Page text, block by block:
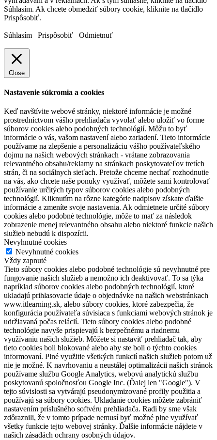
Súhlasím. Ak chcete obmedziť súbory cookie, kliknite na tlačidlo
Prispôsobiť.
Súhlasím Prispôsobiť Odmietnuť
Close
Nastavenie súkromia a cookies
Keď navštívite webové stránky, niektoré informácie je možné
prostredníctvom vášho prehliadača vyvolať alebo uložiť vo forme
súborov cookies alebo podobných technológií. Môžu to byť
informácie o vás, vašom nastavení alebo zariadení. Tieto informácie
používame na zlepšenie a personalizáciu vášho používateľského
dojmu na našich webových stránkach - vrátane zobrazovania
relevantného obsahu/reklamy na stránkach poskytovateľov tretích
strán, či na sociálnych sieťach. Pretože chceme nechať rozhodnutie
na vás, ako chcete naše ponuky využívať, môžete sami kontrolovať
používanie určitých typov súborov cookies alebo podobných
technológií. Kliknutím na rôzne kategórie nadpisov získate ďalšie
informácie a zmeníte svoje nastavenia. Ak odmietnete určité súbory
cookies alebo podobné technológie, môže to mať za následok
zobrazenie menej relevantného obsahu alebo niektoré funkcie našich
služieb nebudú k dispozícii.
Nevyhnutné cookies
Nevyhnutné cookies
Vždy zapnuté
Tieto súbory cookies alebo podobné technológie sú nevyhnutné pre
fungovanie našich služieb a nemožno ich deaktivovať. To sa týka
napríklad súborov cookies alebo podobných technológií, ktoré
ukladajú prihlasovacie údaje o objednávke na našich webstránkach
www.itlearning.sk, alebo súbory cookies, ktoré zabezpečia, že
konfigurácia používateľa súvisiaca s funkciami webových stránok je
udržiavaná počas relácií. Tieto súbory cookies alebo podobné
technológie navyše prispievajú k bezpečnému a riadnemu
využívaniu našich služieb. Môžete si nastaviť prehliadač tak, aby
tieto cookies boli blokované alebo aby ste boli o týchto cookies
informovaní. Plné využitie všetkých funkcií našich služieb potom už
nie je možné. K navrhovaniu a neustálej optimalizácii našich stránok
používame službu Google Analytics, webovú analytickú službu
poskytovanú spoločnosťou Google Inc. (Ďalej len "Google"). V
tejto súvislosti sa vytvárajú pseudonymizované profily použitia a
používajú sa súbory cookies. Ukladanie cookies môžete zabrániť
nastavením príslušného softvéru prehliadača. Radi by sme však
zdôraznili, že v tomto prípade nemusí byť možné plne využívať
všetky funkcie tejto webovej stránky. Ďalšie informácie nájdete v
našich zásadách ochrany osobných údajov.